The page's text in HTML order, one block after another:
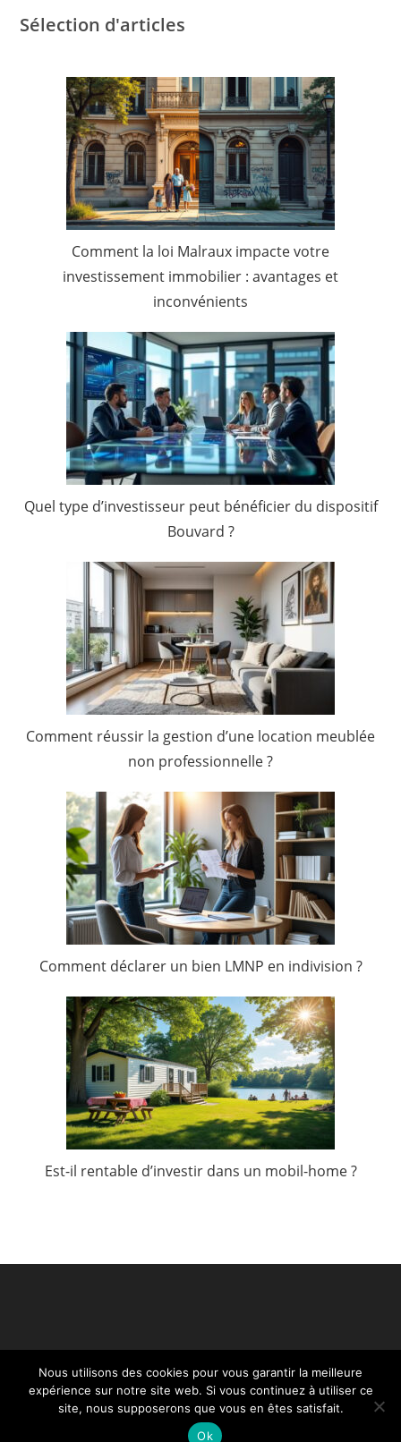
Sélection d'articles
Comment la loi Malraux impacte votre
investissement immobilier : avantages et
inconvénients
Quel type d’investisseur peut bénéficier du dispositif
Bouvard ?
Comment réussir la gestion d’une location meublée
non professionnelle ?
Comment déclarer un bien LMNP en indivision ?
Est-il rentable d’investir dans un mobil-home ?
Nous utilisons des cookies pour vous garantir la meilleure
expérience sur notre site web. Si vous continuez à utiliser ce
site, nous supposerons que vous en êtes satisfait.
Ok